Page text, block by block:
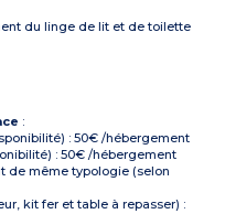
du linge de lit et de toilette
:
: 50€ /hébergement
: 50€ /hébergement
de même typologie (selon
kit fer et table à repasser) :